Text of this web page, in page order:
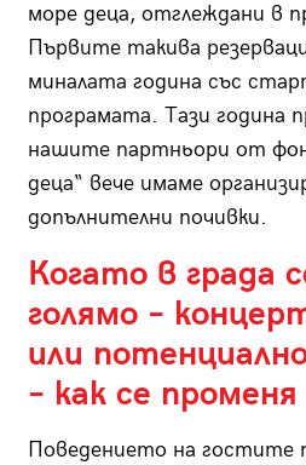
море деца, отглеждани в
Първите такива
миналата година със
програмата. Тази година
нашите партньори от
деца“ вече имаме
допълнителни почивки.
Когато в града
голямо –
или
– как се
Поведението на гостите